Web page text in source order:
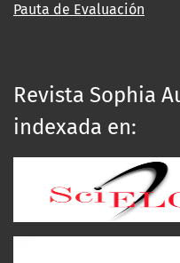
Pauta de Evaluación
Revista Sophia
indexada en: